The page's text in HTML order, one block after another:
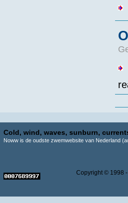
Cold, wind, waves, sunburn,
Noww is de oudste zwemwebsite van Nederland
Copyright ©